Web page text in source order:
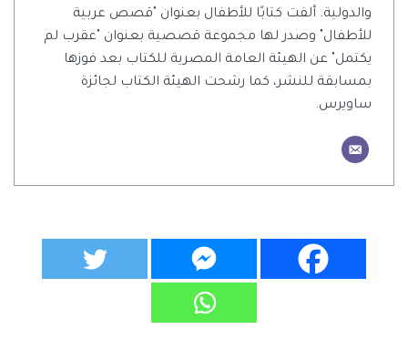
والدولية. ألفت كتابًا للأطفال بعنوان "قصص عربية
للأطفال" وصدر لها مجموعة قصصية بعنوان "عقرب لم
يكتمل" عن الهيئة العامة المصرية للكتاب بعد فوزها
بمسابقة للنشر، كما رشحت الهيئة الكتاب لجائزة
ساويرس.